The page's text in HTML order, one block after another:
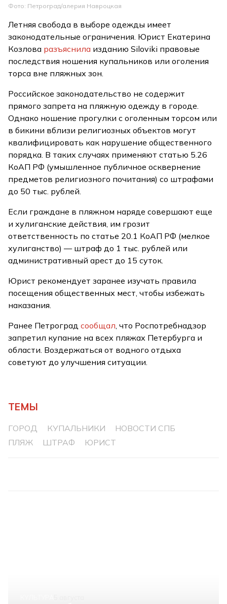
Фото: Петроград/алерия Навроцкая
Летняя свобода в выборе одежды имеет
законодательные ограничения. Юрист Екатерина
Козлова разъяснила изданию Siloviki правовые
последствия ношения купальников или оголения
торса вне пляжных зон.
Российское законодательство не содержит
прямого запрета на пляжную одежду в городе.
Однако ношение прогулки с оголенным торсом или
в бикини вблизи религиозных объектов могут
квалифицировать как нарушение общественного
порядка. В таких случаях применяют статью 5.26
КоАП РФ (умышленное публичное осквернение
предметов религиозного почитания) со штрафами
до 50 тыс. рублей.
Если граждане в пляжном наряде совершают еще
и хулиганские действия, им грозит
ответственность по статье 20.1 КоАП РФ (мелкое
хулиганство) — штраф до 1 тыс. рублей или
административный арест до 15 суток.
Юрист рекомендует заранее изучать правила
посещения общественных мест, чтобы избежать
наказания.
Ранее Петроградсообщал , что Роспотребнадзор
запретил купание на всех пляжах Петербурга и
области. Воздержаться от водного отдыха
советуют до улучшения ситуации.
ТЕМЫ
ГОРОД КУПАЛЬНИКИ
НОВОСТИ СПБ
ПЛЯЖ
ШТРАФ ЮРИСТ